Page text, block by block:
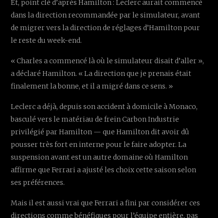
Et, point clé d’après Hamilton : Leclerc aurait commencé
dans la direction recommandée par le simulateur, avant
de migrer vers la direction de réglages d’Hamilton pour
le reste du week-end.
« Charles a commencé là où le simulateur disait d’aller »,
a déclaré Hamilton. « La direction que je prenais était
finalement la bonne, et il a migré dans ce sens. »
Leclerc a déjà, depuis son accident à domicile à Monaco,
basculé vers le matériau de frein Carbon Industrie
privilégié par Hamilton — que Hamilton dit avoir dû
pousser très fort en interne pour le faire adopter. La
suspension avant est un autre domaine où Hamilton
affirme que Ferrari a ajusté les choix cette saison selon
ses préférences.
Mais il est aussi vrai que Ferrari a fini par considérer ces
directions comme bénéfiques pour l’équipe entière, pas